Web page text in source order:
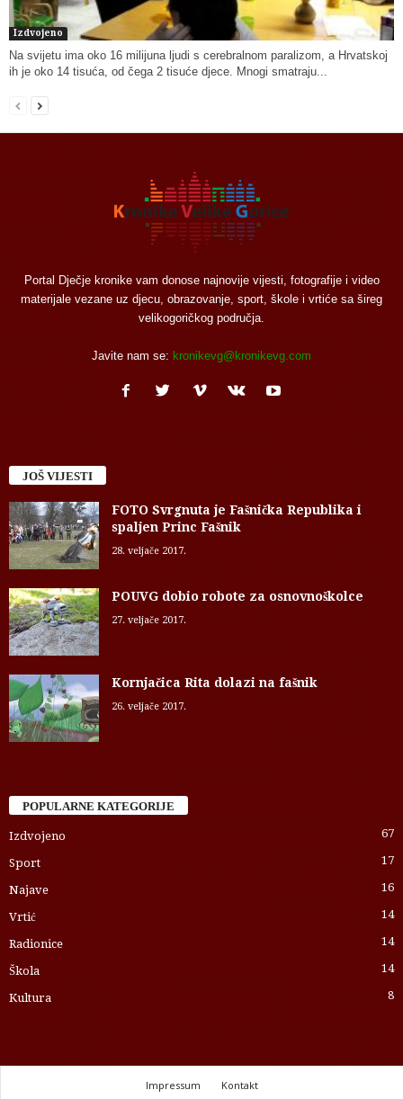
Izdvojeno
Na svijetu ima oko 16 milijuna ljudi s cerebralnom paralizom, a Hrvatskoj
ih je oko 14 tisuća, od čega 2 tisuće djece. Mnogi smatraju...
Portal Dječje kronike vam donose najnovije vijesti, fotografije i video
materijale vezane uz djecu, obrazovanje, sport, škole i vrtiće sa šireg
velikogoričkog područja.
Javite nam se: kronikevg@kronikevg.com
JOŠ VIJESTI
FOTO Svrgnuta je Fašnička Republika i
spaljen Princ Fašnik
28. veljače 2017.
POUVG dobio robote za osnovnoškolce
27. veljače 2017.
Kornjačica Rita dolazi na fašnik
26. veljače 2017.
POPULARNE KATEGORIJE
Izdvojeno 67
Sport 17
Najave 16
Vrtić 14
Radionice 14
Škola 14
Kultura 8
Impressum Kontakt